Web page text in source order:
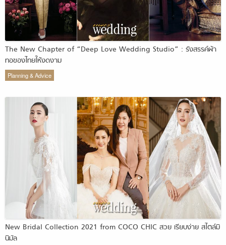
The New Chapter of “Deep Love Wedding Studio” : รังสรรค์ผ้า
ทอของไทยให้งดงาม
Planning & Advice
New Bridal Collection 2021 from COCO CHIC สวย เรียบง่าย สไตล์มิ
นิมัล